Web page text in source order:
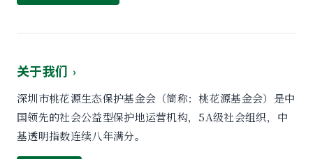
关于我们 ›
深圳市桃花源生态保护基金会（简称：桃花源基金会）是中
国领先的社会公益型保护地运营机构，5A级社会组织，中
基透明指数连续八年满分。